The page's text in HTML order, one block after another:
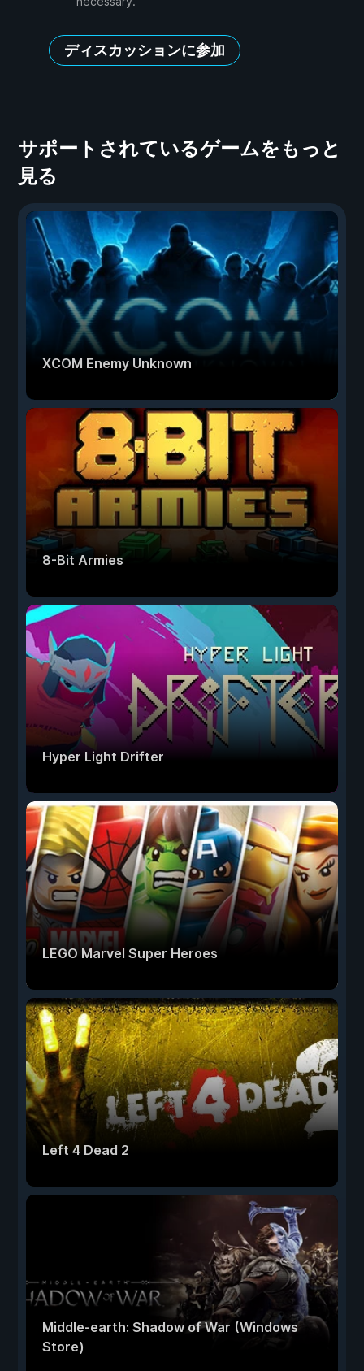
ディスカッションに参加
サポートされているゲームをもっと
見る
XCOM Enemy Unknown
8-Bit Armies
Hyper Light Drifter
LEGO Marvel Super Heroes
Left 4 Dead 2
Middle-earth: Shadow of War (Windows
Store)